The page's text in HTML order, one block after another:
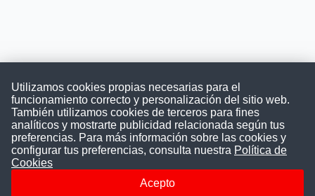
Convocatoriasdetrabajo.com
ConvocatoriasDeTrabajo.com es una plataforma informativa
la difusión y transparencia de los concursos públicos, además
Utilizamos cookies propias necesarias para el
funcionamiento correcto y personalización del sitio web.
También utilizamos cookies de terceros para fines
analíticos y mostrarte publicidad relacionada según tus
preferencias. Para más información sobre las cookies y
configurar tus preferencias, consulta nuestra Política de
Cookies
Acepto